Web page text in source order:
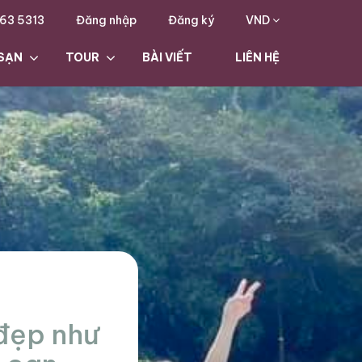
5313 Đăng nhập Đăng ký VND
TOUR BÀI VIẾT LIÊN HỆ
như